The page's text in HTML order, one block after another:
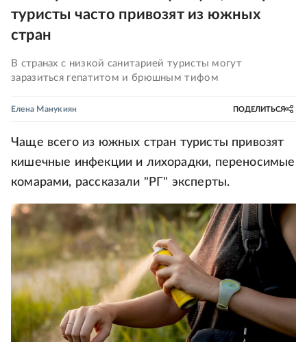
туристы часто привозят из южных
стран
В странах с низкой санитарией туристы могут
заразиться гепатитом и брюшным тифом
Елена Манукиян ПОДЕЛИТЬСЯ
Чаще всего из южных стран туристы привозят
кишечные инфекции и лихорадки, переносимые
комарами, рассказали "РГ" эксперты.